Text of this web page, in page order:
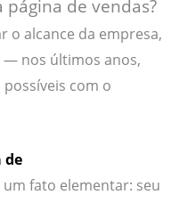
página de vendas?
o alcance da empresa,
nos últimos anos,
com o
de
fato elementar: seu